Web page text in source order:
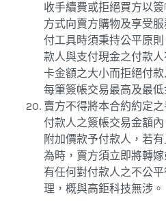
收手續費或拒絕買方以
方式向賣方購物及享受
付工具時須秉持公平原
款人與支付現金之付款
卡金額之大小而拒絕付
每筆簽帳交易最高及最低
賣方不得將本合約約定
付款人之簽帳交易金額
附加價款予付款人，若
為時，賣方須立即將轉
有任何對付款人之不公
理，概與高鉅科技無涉。